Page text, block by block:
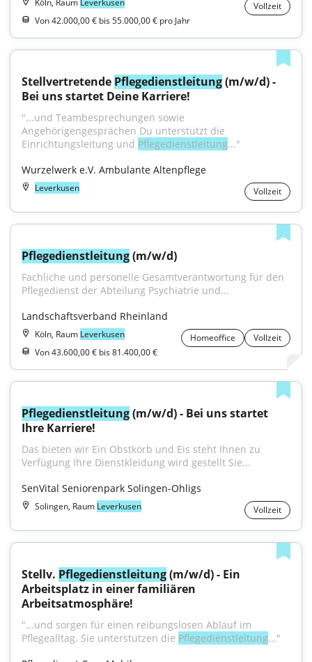
Köln, Raum Leverkusen
Vollzeit
Von 42.000,00 € bis 55.000,00 € pro Jahr
Stellvertretende Pflegedienstleitung (m/w/d) -
Bei uns startet Deine Karriere!
"...und Teambesprechungen sowie
Angehörigengesprächen Du unterstützt die
Einrichtungsleitung und Pflegedienstleitung..."
Wurzelwerk e.V. Ambulante Altenpflege
Leverkusen Vollzeit
Pflegedienstleitung (m/w/d)
Fachliche und personelle Gesamtverantwortung für den
Pflegedienst der Abteilung Psychiatrie und...
Landschaftsverband Rheinland
Köln, Raum Leverkusen Homeoffice
Vollzeit
Von 43.600,00 € bis 81.400,00 €
Pflegedienstleitung (m/w/d) - Bei uns startet
Ihre Karriere!
Das bieten wir Ein Obstkorb und Eis steht Ihnen zu
Verfügung Ihre Dienstkleidung wird gestellt Sie...
SenVital Seniorenpark Solingen-Ohligs
Solingen, Raum Leverkusen Vollzeit
Stellv. Pflegedienstleitung (m/w/d) - Ein
Arbeitsplatz in einer familiären
Arbeitsatmosphäre!
"...und sorgen für einen reibungslosen Ablauf im
Pflegealltag. Sie unterstützen die Pflegedienstleitung..."